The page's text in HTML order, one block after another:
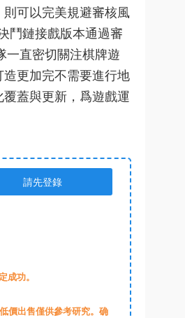
可以完美規避審核風
鬥鏈接戲版本通過審
一直密切關注棋牌遊
造更加完不需要進行地
覆蓋與更新，爲遊戲運
請先登錄
成功。
價出售僅供參考研究。确